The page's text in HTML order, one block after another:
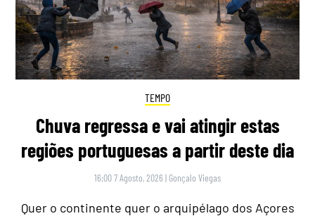
TEMPO
Chuva regressa e vai atingir estas
regiões portuguesas a partir deste dia
16:00 7 Agosto, 2026 | Gonçalo Viegas
Quer o continente quer o arquipélago dos Açores